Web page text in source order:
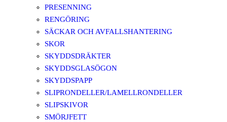
PRESENNING
RENGÖRING
SÄCKAR OCH AVFALLSHANTERING
SKOR
SKYDDSDRÄKTER
SKYDDSGLASÖGON
SKYDDSPAPP
SLIPRONDELLER/LAMELLRONDELLER
SLIPSKIVOR
SMÖRJFETT